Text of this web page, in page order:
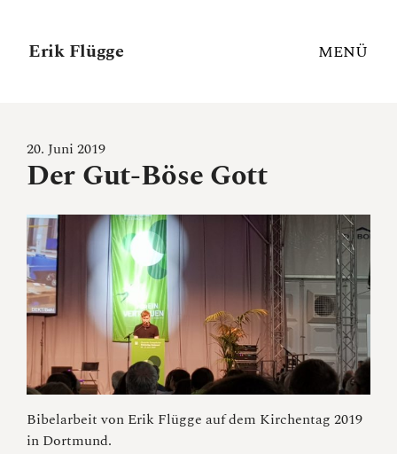
Erik Flügge MENÜ
20. Juni 2019
Der Gut-Böse Gott
Bibelarbeit von Erik Flügge auf dem Kirchentag 2019
in Dortmund.